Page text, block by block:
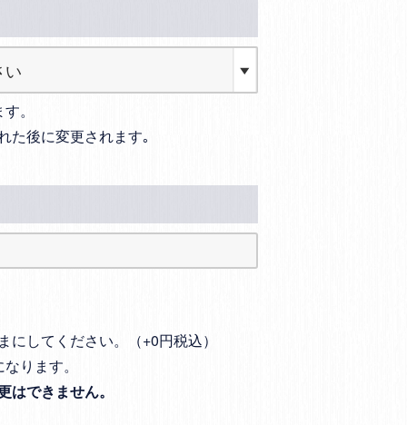
。
た後に変更されます｡
してください。（+0円税込）
ります。
はできません。